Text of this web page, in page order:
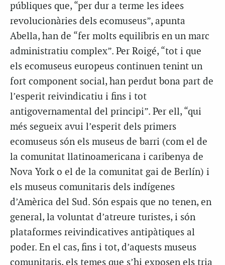
públiques que, “per dur a terme les idees
revolucionàries dels ecomuseus”, apunta
Abella, han de “fer molts equilibris en un marc
administratiu complex”. Per Roigé, “tot i que
els ecomuseus europeus continuen tenint un
fort component social, han perdut bona part de
l’esperit reivindicatiu i fins i tot
antigovernamental del principi”. Per ell, “qui
més segueix avui l’esperit dels primers
ecomuseus són els museus de barri (com el de
la comunitat llatinoamericana i caribenya de
Nova York o el de la comunitat gai de Berlín) i
els museus comunitaris dels indígenes
d’Amèrica del Sud. Són espais que no tenen, en
general, la voluntat d’atreure turistes, i són
plataformes reivindicatives antipàtiques al
poder. En el cas, fins i tot, d’aquests museus